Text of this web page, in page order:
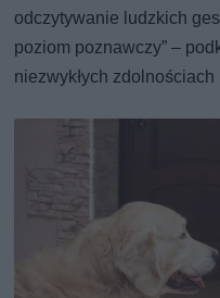
odczytywanie ludzkich
poziom poznawczy” –
niezwykłych zdolnościach